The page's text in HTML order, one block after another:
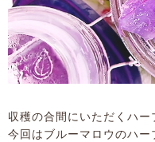
収穫の合間にいただくハー
今回はブルーマロウのハ